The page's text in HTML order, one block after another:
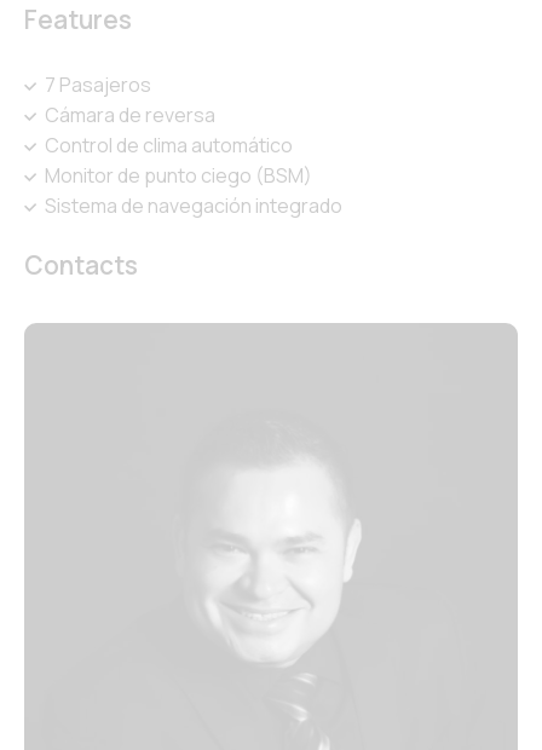
Features
7 Pasajeros
Cámara de reversa
Control de clima automático
Monitor de punto ciego (BSM)
Sistema de navegación integrado
Contacts